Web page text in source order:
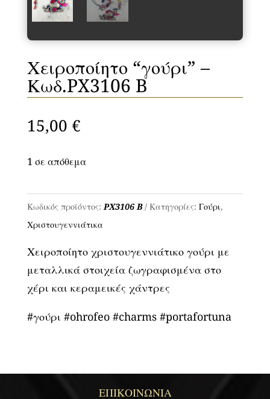
Χειροποίητο “γούρι” –
Κωδ.PX3106 B
15,00 €
1 σε απόθεμα
“γούρι”
–
ποσότητα
Κωδικός προϊόντος: PX3106 B Κατηγορίες: Γούρι,
Χριστουγεννιάτικα
Χειροποίητο χριστουγεννιάτικο γούρι με
μεταλλικά στοιχεία ζωγραφισμένα στο
χέρι και κεραμεικές χάντρες
#γούρι #ohrofeo #charms #portafortuna
ΕΠΙΚΟΙΝΩΝΙΑ